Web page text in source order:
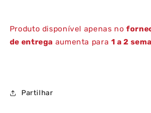
Produto disponível apenas no
de entrega aumenta para 1 a 2
Partilhar